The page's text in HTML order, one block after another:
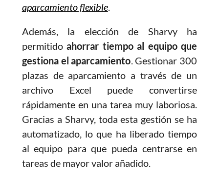
aparcamiento flexible.
Además, la elección de Sharvy ha
permitidoahorrar tiempo al equipo que
gestiona el aparcamiento . Gestionar 300
plazas de aparcamiento a través de un
archivo Excel puede convertirse
rápidamente en una tarea muy laboriosa.
Gracias a Sharvy, toda esta gestión se ha
automatizado, lo que ha liberado tiempo
al equipo para que pueda centrarse en
tareas de mayor valor añadido.